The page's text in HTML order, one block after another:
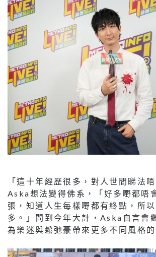
「這十年經歷很多，對人世間睇法
Aska想法變得佛系，「好多嘢都唔
張，知道人生每樣嘢都有終點，所
多。」問到今年大計，Aska自言會
為樂迷與鬆弛豪帶來更多不同風格的